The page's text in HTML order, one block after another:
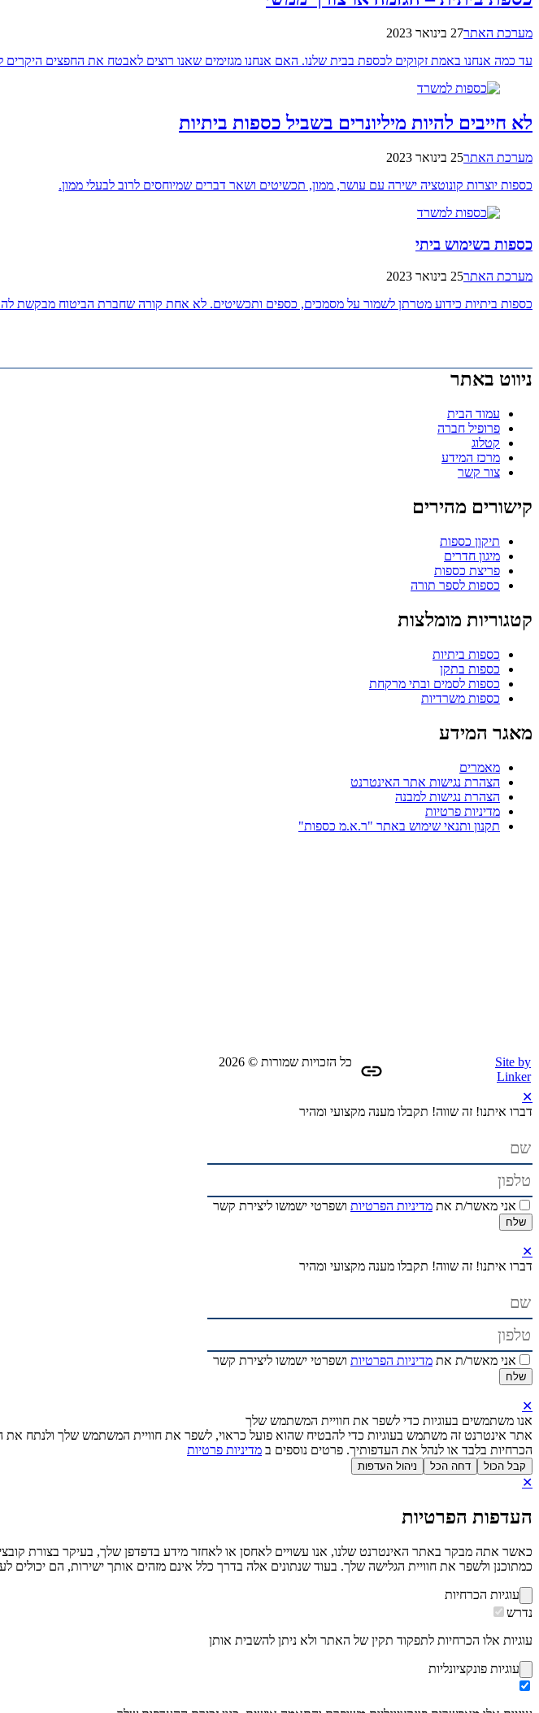
מערכת האתר27 בינואר 2023
עד כמה אנחנו באמת זקוקים לכספת בבית שלנו. האם אנחנו מגזימים שאנו רוצים לאבטח את החפצים היקרים
לא חייבים להיות מיליונרים בשביל כספות ביתיות
מערכת האתר25 בינואר 2023
כספות יוצרות קונוטציה ישירה עם עושר, ממון, תכשיטים ושאר דברים שמיוחסים לרוב לבעלי ממון.
כספות בשימוש ביתי
מערכת האתר25 בינואר 2023
כספות ביתיות כידוע מטרתן לשמור על מסמכים, כספים ותכשיטים. לא אחת קורה שחברת הביטוח מבקשת
ניווט באתר
עמוד הבית
פרופיל חברה
קטלוג
מרכז המידע
צור קשר
קישורים מהירים
תיקון כספות
מיגון חדרים
פריצת כספות
כספות לספר תורה
קטגוריות מומלצות
כספות ביתיות
כספות בתקן
כספות לסמים ובתי מרקחת
כספות משרדיות
מאגר המידע
מאמרים
הצהרת נגישות אתר האינטרנט
הצהרת נגישות למבנה
מדיניות פרטיות
תקנון ותנאי שימוש באתר "ר.א.מ כספות"
כל הזכויות שמורות © 2026
Site by
Linker
✕
דברו איתנו! זה שווה! תקבלו מענה מקצועי ומהיר
אני מאשר/ת את מדיניות הפרטיות ושפרטי ישמשו ליצירת קשר
✕
דברו איתנו! זה שווה! תקבלו מענה מקצועי ומהיר
אני מאשר/ת את מדיניות הפרטיות ושפרטי ישמשו ליצירת קשר
✕
אנו משתמשים בעוגיות כדי לשפר את חוויית המשתמש שלך
אתר אינטרנט זה משתמש בעוגיות כדי להבטיח שהוא פועל כראוי, לשפר את חוויית המשתמש שלך ולנתח את
הכרחיות בלבד או לנהל את העדפותיך. פרטים נוספים ב מדיניות פרטיות
קבל הכול דחה הכל ניהול העדפות
✕
העדפות הפרטיות
כמתוכנן ולשפר את חוויית הגלישה שלך. בעוד שנתונים אלה בדרך כלל אינם מזהים אותך ישירות, הם יכולים
עוגיות הכרחיות
נדרש
עוגיות אלו הכרחיות לתפקוד תקין של האתר ולא ניתן להשבית אותן
עוגיות פונקציונליות